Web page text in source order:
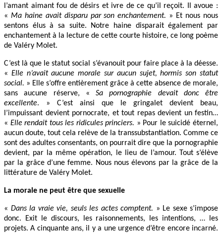
l’amant aimant fou de désirs et ivre de ce qu’il reçoit. Il avoue :
« Ma haine avait disparu par son enchantement. » Et nous nous
sentons élus à sa suite. Notre haine disparait également par
enchantement à la lecture de cette courte histoire, ce long poème
de Valéry Molet.
C’est là que le statut social s’évanouit pour faire place à la déesse.
« Elle n’avait aucune morale sur aucun sujet, hormis son statut
social. » Elle s’offre entièrement grâce à cette absence de morale,
sans aucune réserve, « Sa pornographie devait donc être
excellente. » C’est ainsi que le gringalet devient beau,
l’impuissant devient pornocrate, et tout repas devient un festin…
« Elle rendait tous les ridicules princiers. » Pour le suicidé éternel,
aucun doute, tout cela relève de la transsubstantiation. Comme ce
sont des adultes consentants, on pourrait dire que la pornographie
devient, par la même opération, le lieu de l’amour. Tout s’élève
par la grâce d’une femme. Nous nous élevons par la grâce de la
littérature de Valéry Molet.
La morale ne peut être que sexuelle
« Dans la vraie vie, seuls les actes comptent. » Le sexe s’impose
donc. Exit le discours, les raisonnements, les intentions, … les
projets. A cinquante ans, il y a une urgence d’être encore incarné.